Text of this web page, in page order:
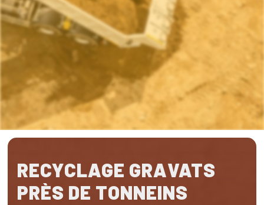
RECYCLAGE GRAVATS
PRÈS DE TONNEINS